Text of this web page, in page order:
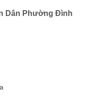
Dân Phường Đình